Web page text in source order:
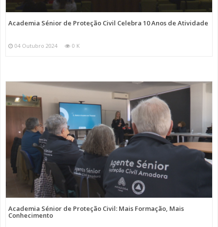
Academia Sénior de Proteção Civil Celebra 10 Anos de Atividade
04 Outubro 2024 0 K
Academia Sénior de Proteção Civil: Mais Formação, Mais
Conhecimento